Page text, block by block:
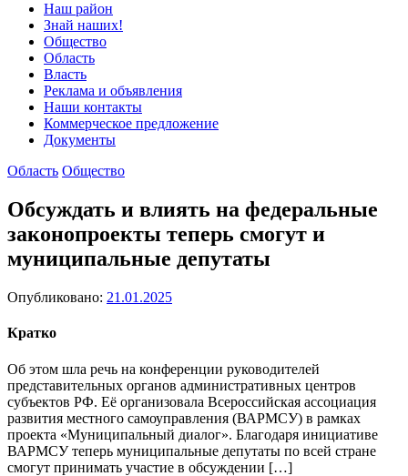
Наш район
Знай наших!
Общество
Область
Власть
Реклама и объявления
Наши контакты
Коммерческое предложение
Документы
Область Общество
Обсуждать и влиять на федеральные
законопроекты теперь смогут и
муниципальные депутаты
Опубликовано: 21.01.2025
Кратко
Об этом шла речь на конференции руководителей
представительных органов административных центров
субъектов РФ. Её организовала Всероссийская ассоциация
развития местного самоуправления (ВАРМСУ) в рамках
проекта «Муниципальный диалог». Благодаря инициативе
ВАРМСУ теперь муниципальные депутаты по всей стране
смогут принимать участие в обсуждении […]